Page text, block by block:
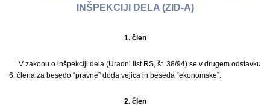
INŠPEKCIJI DELA (ZID-A)
1. člen
V zakonu o inšpekciji dela (Uradni list RS, št. 38/94) se v drugem odstavku
6. člena za besedo “pravne” doda vejica in beseda “ekonomske”.
2. člen